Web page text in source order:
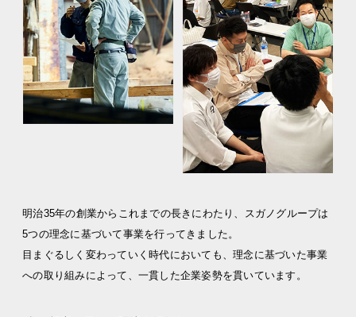
明治35年の創業からこれまでの長きにわたり、スガノグループは
5つの理念に基づいて事業を行ってきました。
目まぐるしく変わっていく時代においても、理念に基づいた事業
への取り組みによって、一貫した企業姿勢を貫いています。